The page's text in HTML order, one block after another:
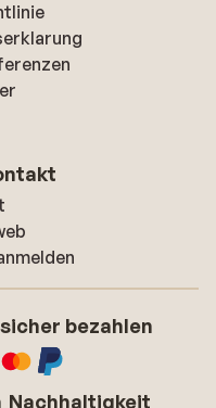
bezahlen
Nachhaltigkeit